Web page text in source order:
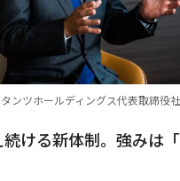
ンツホールディングス代表取締役社
ける新体制。強みは